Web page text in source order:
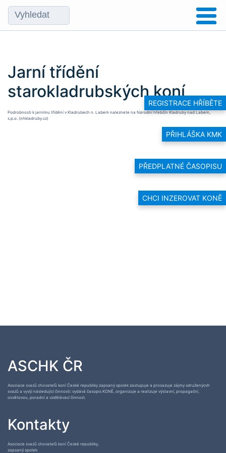
REGISTRACE HŘÍBĚTE
PŘIHLÁŠKA KMK
PŘEDPLATNÉ ČASOPISU
CHCI INZEROVAT KONĚ
Jarní třídění
starokladrubských koní
Podrobnosti k jarnímu třídění v Kladrubech n. Labem naleznete na Národní hřebčín Kladruby nad Labem,
s.p.o. (nhkladruby.cz)
ASCHK ČR
Asociace svazů chovatelů koní České republiky zapsaný spolek zastupuje a prosazuje zájmy sdruženýcvh
svazů a vyvíjí následující činnosti: vydává časopis KONĚ, organizuje a realizuje výstavní, propagační,
osvětovou, poradní a vzdělávací činnost.
Kontakty
Asociace svazů chovatelů koní České republiky,
zapsaný spolek